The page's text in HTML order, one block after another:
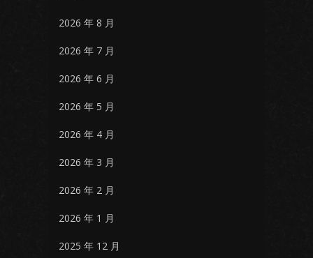
2026 年 8 月
2026 年 7 月
2026 年 6 月
2026 年 5 月
2026 年 4 月
2026 年 3 月
2026 年 2 月
2026 年 1 月
2025 年 12 月